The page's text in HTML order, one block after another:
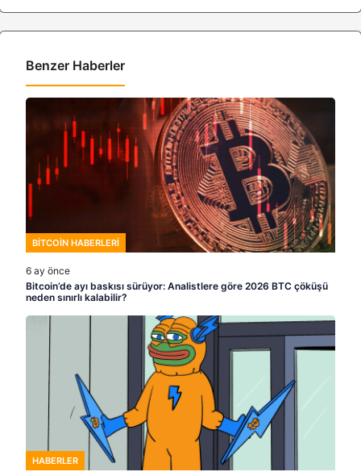
Benzer Haberler
BITCOIN HABERLERI
6 ay önce
Bitcoin’de ayı baskısı sürüyor: Analistlere göre 2026 BTC çöküşü
neden sınırlı kalabilir?
HABERLER